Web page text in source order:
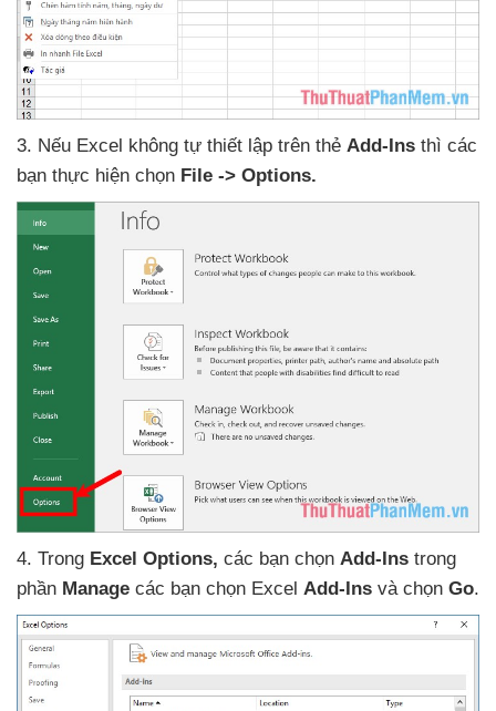
3. Nếu Excel không tự thiết lập trên thẻ Add-Ins thì các
bạn thực hiện chọn File -> Options.
4. Trong Excel Options, các bạn chọn Add-Ins trong
phần Manage các bạn chọn Excel Add-Ins và chọn Go.